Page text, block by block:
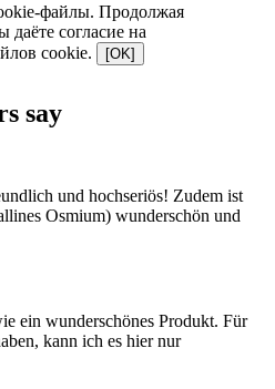
файлы. Продолжая
даёте согласие на
cookie.
[OK]
say
und hochseriös! Zudem ist
Osmium) wunderschön und
ein wunderschönes Produkt. Für
kann ich es hier nur